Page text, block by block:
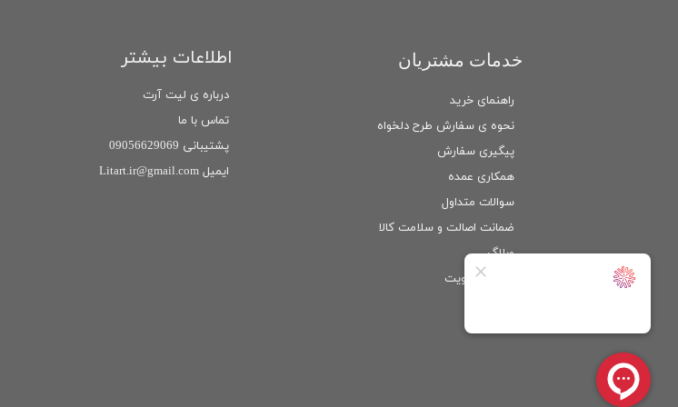
راهنمای خرید
نحوه ی سفارش طرح دلخواه
پیگیری سفارش
همکاری عمده
سوالات متداول
ضمانت اصالت و سلامت كالا
وبلاگ
خدمات مشتریان اطلاعات بیشتر
درباره ی لیت آرت
تماس با ما
پشتیبانی 09056629069
ایمیل Litart.ir@gmail.com
عضویت